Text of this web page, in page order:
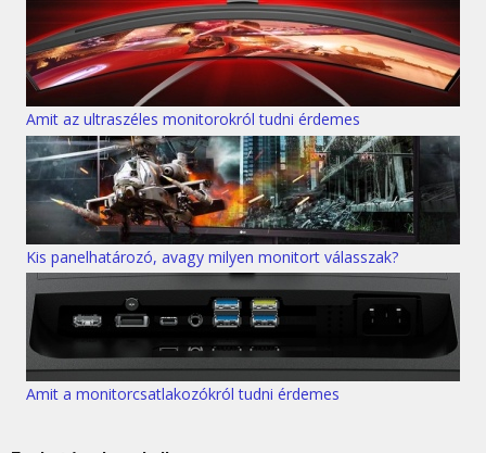
Amit az ultraszéles monitorokról tudni érdemes
Kis panelhatározó, avagy milyen monitort válasszak?
Amit a monitorcsatlakozókról tudni érdemes